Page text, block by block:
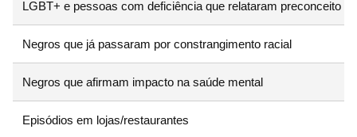
LGBT+ e pessoas com deficiência que relataram preconceito
Negros que já passaram por constrangimento racial
Negros que afirmam impacto na saúde mental
Episódios em lojas/restaurantes